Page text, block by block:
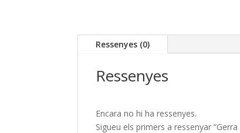
Ressenyes (0)
Ressenyes
Encara no hi ha ressenyes.
Sigueu els primers a ressenyar “Gerra